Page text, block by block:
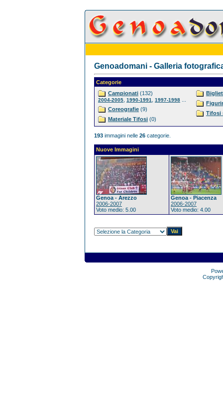
Genoadomani - Galleria
Categorie
Campionati (132)
2004-2005 1990-1991 1997-1998
Coreografie (9)
Materiale Tifosi (0)
Tifosi
193 immagini nelle 26 categorie.
Nuove Immagini
Genoa - Arezzo
2006-2007
Voto medio: 5.00
Genoa - Piacenza
2006-2007
Voto medio: 4.00